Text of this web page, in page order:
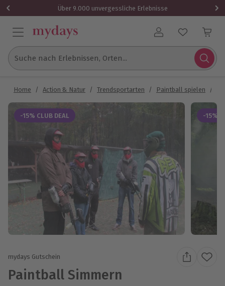
Über 9.000 unvergessliche Erlebnisse
Benutzerkonto
Suche nach Erlebnissen, Orten...
Home / Action & Natur / Trendsportarten / Paintball spielen /
-15% CLUB DEAL -15%
mydays Gutschein
Paintball Simmern